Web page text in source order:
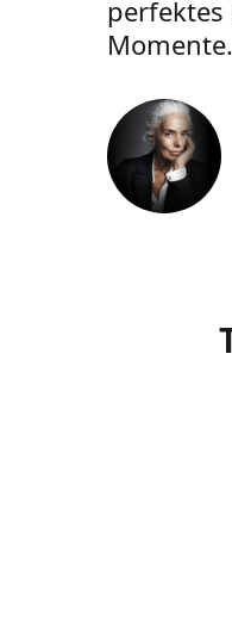
perfektes
Momente.